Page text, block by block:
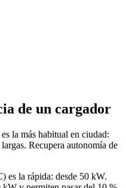
de un cargador
la más habitual en ciudad:
Recupera autonomía de
es la rápida: desde 50 kW.